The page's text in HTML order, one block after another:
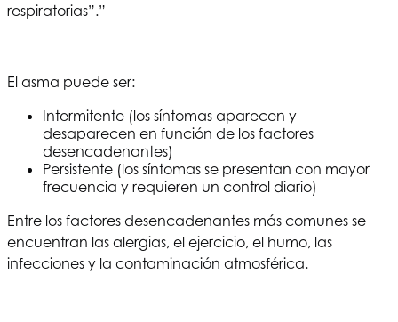
respiratorias”.”
El asma puede ser:
Intermitente (los síntomas aparecen y
desaparecen en función de los factores
desencadenantes)
Persistente (los síntomas se presentan con mayor
frecuencia y requieren un control diario)
Entre los factores desencadenantes más comunes se
encuentran las alergias, el ejercicio, el humo, las
infecciones y la contaminación atmosférica.